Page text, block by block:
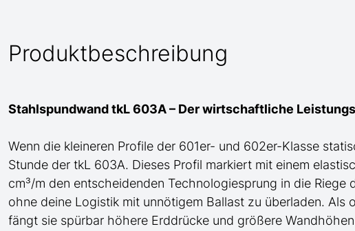
Produktbeschreibung
Stahlspundwand tkL 603A – Der wirtschaftliche
Wenn die kleineren Profile der 601er- und 602er-Klasse
Stunde der tkL 603A. Dieses Profil markiert mit einem
cm³/m den entscheidenden Technologiesprung in die Riege
ohne deine Logistik mit unnötigem Ballast zu überladen. Als
fängt sie spürbar höhere Erddrücke und größere